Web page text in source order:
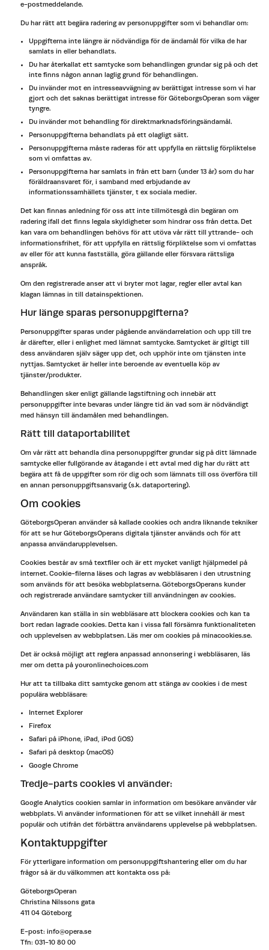
e-postmeddelande.
Du har rätt att begära radering av personuppgifter som vi behandlar om:
Uppgifterna inte längre är nödvändiga för de ändamål för vilka de har
samlats in eller behandlats.
Du har återkallat ett samtycke som behandlingen grundar sig på och det
inte finns någon annan laglig grund för behandlingen.
Du invänder mot en intresseavvägning av berättigat intresse som vi har
gjort och det saknas berättigat intresse för GöteborgsOperan som väger
tyngre.
Du invänder mot behandling för direktmarknadsföringsändamål.
Personuppgifterna behandlats på ett olagligt sätt.
Personuppgifterna måste raderas för att uppfylla en rättslig förpliktelse
som vi omfattas av.
Personuppgifterna har samlats in från ett barn (under 13 år) som du har
föräldraansvaret för, i samband med erbjudande av
informationssamhällets tjänster, t ex sociala medier.
Det kan finnas anledning för oss att inte tillmötesgå din begäran om
radering ifall det finns legala skyldigheter som hindrar oss från detta. Det
kan vara om behandlingen behövs för att utöva vår rätt till yttrande- och
informationsfrihet, för att uppfylla en rättslig förpliktelse som vi omfattas
av eller för att kunna fastställa, göra gällande eller försvara rättsliga
anspråk.
Om den registrerade anser att vi bryter mot lagar, regler eller avtal kan
klagan lämnas in till datainspektionen.
Hur länge sparas personuppgifterna?
Personuppgifter sparas under pågående användarrelation och upp till tre
år därefter, eller i enlighet med lämnat samtycke. Samtycket är giltigt till
dess användaren själv säger upp det, och upphör inte om tjänsten inte
nyttjas. Samtycket är heller inte beroende av eventuella köp av
tjänster/produkter.
Behandlingen sker enligt gällande lagstiftning och innebär att
personuppgifter inte bevaras under längre tid än vad som är nödvändigt
med hänsyn till ändamålen med behandlingen.
Rätt till dataportabilitet
Om vår rätt att behandla dina personuppgifter grundar sig på ditt lämnade
samtycke eller fullgörande av åtagande i ett avtal med dig har du rätt att
begära att få de uppgifter som rör dig och som lämnats till oss överföra till
en annan personuppgiftsansvarig (s.k. dataportering).
Om cookies
GöteborgsOperan använder så kallade cookies och andra liknande tekniker
för att se hur GöteborgsOperans digitala tjänster används och för att
anpassa användarupplevelsen.
Cookies består av små textfiler och är ett mycket vanligt hjälpmedel på
internet. Cookie-filerna läses och lagras av webbläsaren i den utrustning
som används för att besöka webbplatserna. GöteborgsOperans kunder
och registrerade användare samtycker till användningen av cookies.
Användaren kan ställa in sin webbläsare att blockera cookies och kan ta
bort redan lagrade cookies. Detta kan i vissa fall försämra funktionaliteten
och upplevelsen av webbplatsen. Läs mer om cookies på minacookies.se.
Det är också möjligt att reglera anpassad annonsering i webbläsaren, läs
mer om detta på youronlinechoices.com
Hur att ta tillbaka ditt samtycke genom att stänga av cookies i de mest
populära webbläsare:
Internet Explorer
Firefox
Safari på iPhone, iPad, iPod (iOS)
Safari på desktop (macOS)
Google Chrome
Tredje-parts cookies vi använder:
Google Analytics cookien samlar in information om besökare använder vår
webbplats. Vi använder informationen för att se vilket innehåll är mest
populär och utifrån det förbättra användarens upplevelse på webbplatsen.
Kontaktuppgifter
För ytterligare information om personuppgiftshantering eller om du har
frågor så är du välkommen att kontakta oss på:
GöteborgsOperan
Christina Nilssons gata
411 04 Göteborg
E-post: info@opera.se
Tfn: 031-10 80 00